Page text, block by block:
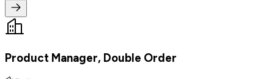
Product Manager, Double Order